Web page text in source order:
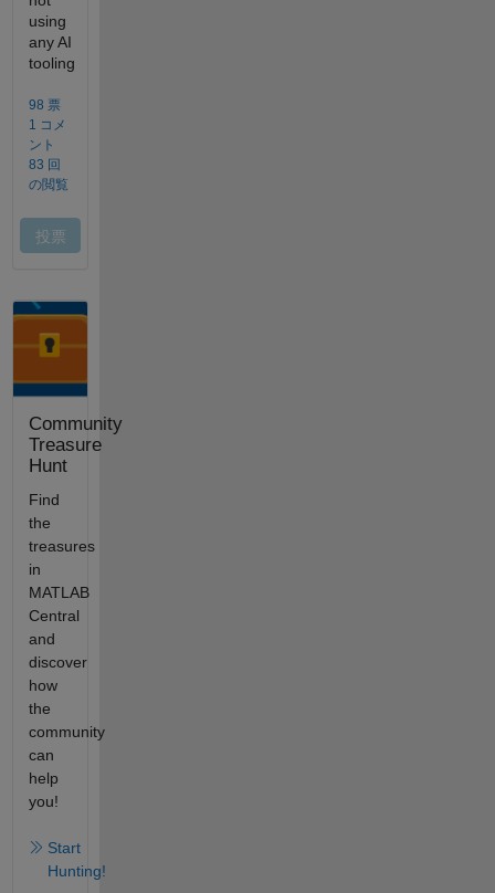
Community
Treasure
Hunt
Find
the
treasures
in
MATLAB
Central
and
discover
how
the
community
can
help
you!
Start
Hunting!